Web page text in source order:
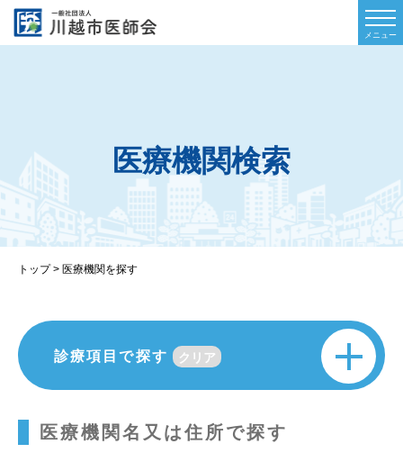
医療機関検索
トップ> 医療機関を探す
診療項目で探す
リウマチ科 リハビリテーション科
医療機関名又は住所で探す